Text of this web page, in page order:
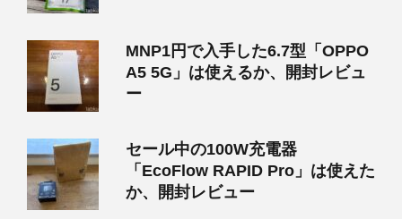
MNP1円で入手した6.7型「OPPO
A5 5G」は使えるか、開封レビュ
ー
セール中の100W充電器
「EcoFlow RAPID Pro」は使えた
か、開封レビュー